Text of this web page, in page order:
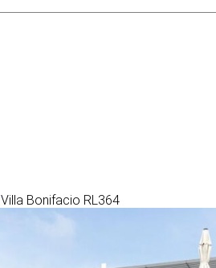
Villa Bonifacio RL364